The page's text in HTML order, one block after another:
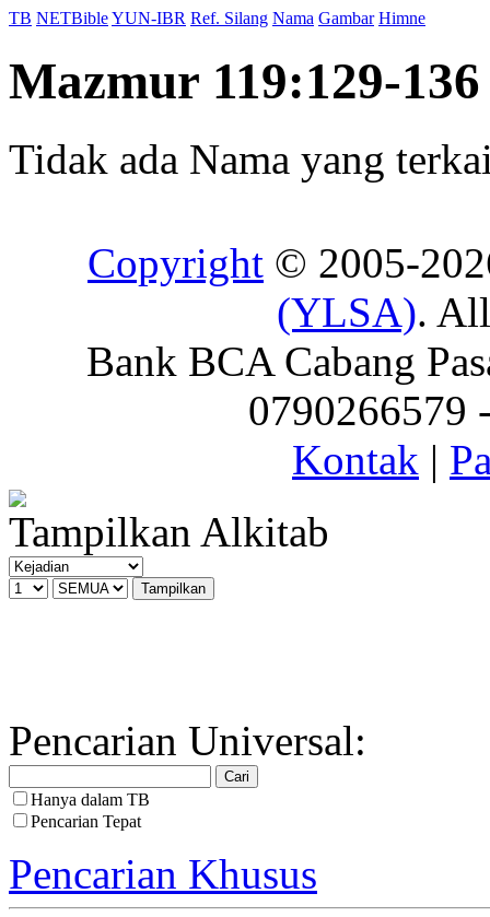
TB NETBibleYUN-IBR Ref. Silang Nama Gambar Himne
Mazmur 119:129-136
Tidak ada Nama yang
Copyright © 2005-
(YLSA).
Bank BCA Cabang
0790266579
Kontak |
Tampilkan Alkitab
Pencarian Universal:
Hanya dalam TB
Pencarian Tepat
Pencarian Khusus